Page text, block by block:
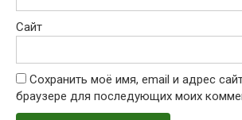
Сайт
Сохранить моё имя, email и адрес
браузере для последующих моих